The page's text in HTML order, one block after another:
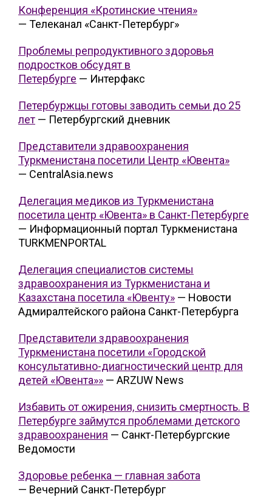
Конференция «Кротинские чтения»
— Телеканал «Санкт-Петербург»
Проблемы репродуктивного здоровья
подростков обсудят в
Петербурге — Интерфакс
Петербуржцы готовы заводить семьи до 25
лет — Петербургский дневник
Представители здравоохранения
Туркменистана посетили Центр «Ювента»
— CentralAsia.news
Делегация медиков из Туркменистана
посетила центр «Ювента» в Санкт-Петербурге
— Информационный портал Туркменистана
TURKMENPORTAL
Делегация специалистов системы
здравоохранения из Туркменистана и
Казахстана посетила «Ювенту» — Новости
Адмиралтейского района Санкт-Петербурга
Представители здравоохранения
Туркменистана посетили «Городской
консультативно-диагностический центр для
детей «Ювента»» — ARZUW News
Избавить от ожирения, снизить смертность. В
Петербурге займутся проблемами детского
здравоохранения — Санкт-Петербургские
Ведомости
Здоровье ребенка — главная забота
— Вечерний Санкт-Петербург